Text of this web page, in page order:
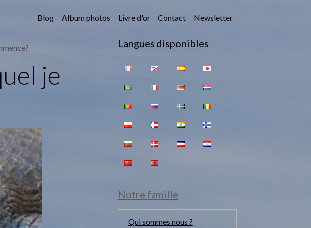
Blog Album photos Livre d'or Contact Newsletter
je
Langues disponibles
Notre famille
Qui sommes nous ?